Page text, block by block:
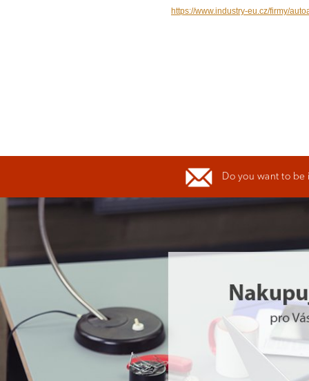
https://www.industry-eu.cz/firmy/
Do you want to